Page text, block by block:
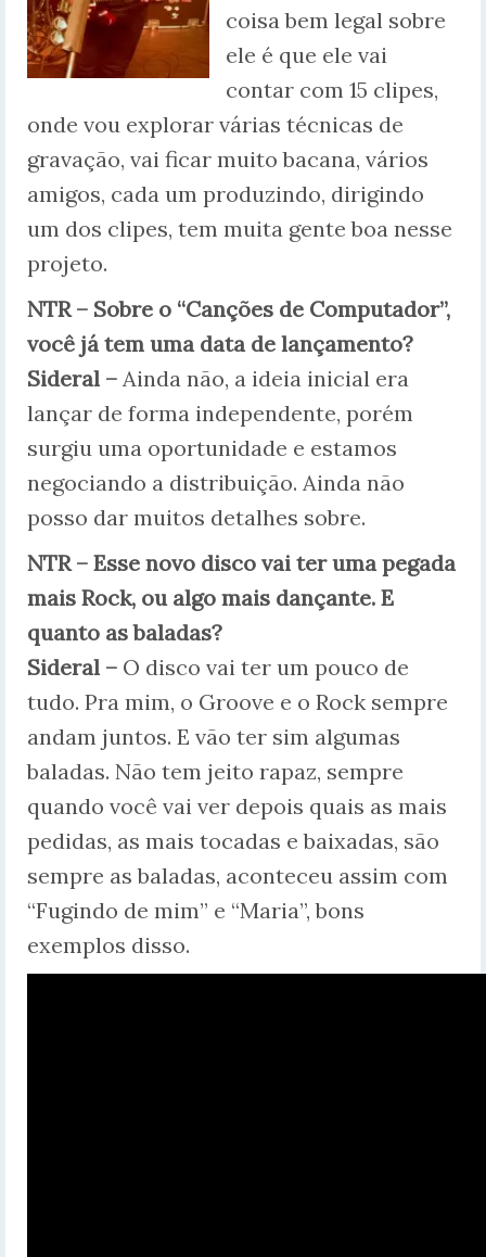
coisa bem legal sobre
ele é que ele vai
contar com 15 clipes,
onde vou explorar várias técnicas de
gravação, vai ficar muito bacana, vários
amigos, cada um produzindo, dirigindo
um dos clipes, tem muita gente boa nesse
projeto.
NTR – Sobre o “Canções de Computador”,
você já tem uma data de lançamento?
Sideral – Ainda não, a ideia inicial era
lançar de forma independente, porém
surgiu uma oportunidade e estamos
negociando a distribuição. Ainda não
posso dar muitos detalhes sobre.
NTR – Esse novo disco vai ter uma pegada
mais Rock, ou algo mais dançante. E
quanto as baladas?
Sideral – O disco vai ter um pouco de
tudo. Pra mim, o Groove e o Rock sempre
andam juntos. E vão ter sim algumas
baladas. Não tem jeito rapaz, sempre
quando você vai ver depois quais as mais
pedidas, as mais tocadas e baixadas, são
sempre as baladas, aconteceu assim com
“Fugindo de mim” e “Maria”, bons
exemplos disso.